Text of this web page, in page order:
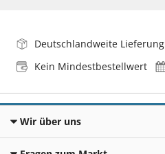
Deutschlandweite Lieferung
Kein Mindestbestellwert
Wir über uns